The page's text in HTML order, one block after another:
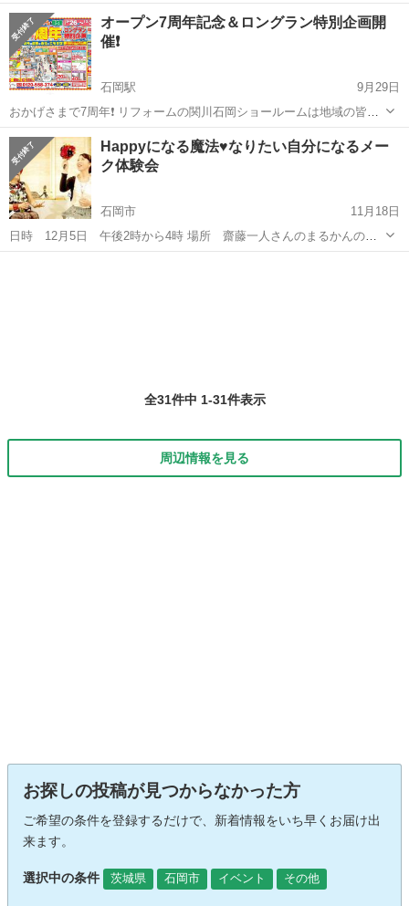
寺の本堂の雰囲気を感じ、そこで自分自身を見つめる時間です。 場
所：吉祥院本堂 →吉祥院ホームページhttps://www.kichijoin.com ...
茨城 羽鳥駅 その他
オープン7周年記念＆ロングラン特別企画開
催❗️
石岡駅
9月29日
おかげさまで7周年❗️ リフォームの関川石岡ショールームは地域の皆様
に支えられ、おかげさまで7周年を迎えます。 本来であれば2日間の大
規模イベントを開催し感謝の意を表したいところではありますがコロ
ナ禍の中、蜜を避けて9月...
茨城 石岡市 その他
Happyになる魔法♥なりたい自分になるメー
ク体験会
石岡市
11月18日
日時 12月5日 午後2時から4時 場所 齋藤一人さんのまるかんのお
店 石岡店 参加費 1200円(ドリンク、デザート、大セレブ フェイ
全31件中 1-31件表示
周辺情報を見る
お探しの投稿が見つからなかった方
ご希望の条件を登録するだけで、新着情報をいち早くお届け出
来ます。
選択中の条件 茨城県 石岡市 イベント その他